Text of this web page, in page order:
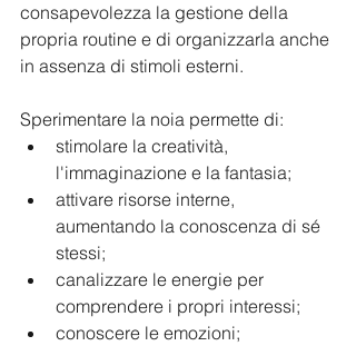
consapevolezza la gestione della
propria routine e di organizzarla anche
in assenza di stimoli esterni.
Sperimentare la noia permette di:
stimolare la creatività,
l'immaginazione e la fantasia;
attivare risorse interne,
aumentando la conoscenza di sé
stessi;
canalizzare le energie per
comprendere i propri interessi;
conoscere le emozioni;